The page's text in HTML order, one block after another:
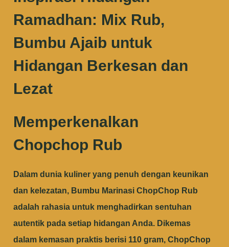
Ramadhan: Mix Rub,
Bumbu Ajaib untuk
Hidangan Berkesan dan
Lezat
Memperkenalkan
Chopchop Rub
Dalam dunia kuliner yang penuh dengan keunikan
dan kelezatan, Bumbu Marinasi ChopChop Rub
adalah rahasia untuk menghadirkan sentuhan
autentik pada setiap hidangan Anda. Dikemas
dalam kemasan praktis berisi 110 gram, ChopChop